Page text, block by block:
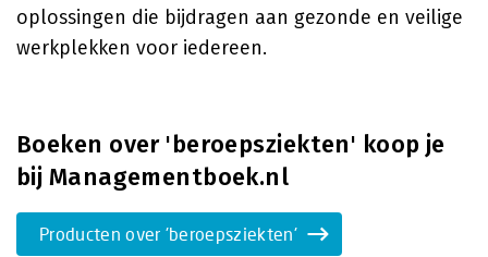
oplossingen die bijdragen aan gezonde en veilige
werkplekken voor iedereen.
Boeken over 'beroepsziekten' koop je
bij Managementboek.nl
Producten over 'beroepsziekten'